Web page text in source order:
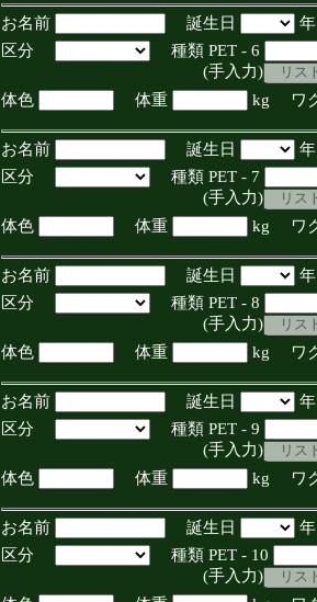
お名前 誕生日
区分
種類 PET - 6
(手入力)
体色
体重 kg ワ
お名前 誕生日
区分
種類 PET - 7
(手入力)
体色
体重 kg ワ
お名前 誕生日
区分
種類 PET - 8
(手入力)
体色
体重 kg ワ
お名前 誕生日
区分
種類 PET - 9
(手入力)
体色
体重 kg ワ
お名前 誕生日
区分
種類 PET - 10
(手入力)